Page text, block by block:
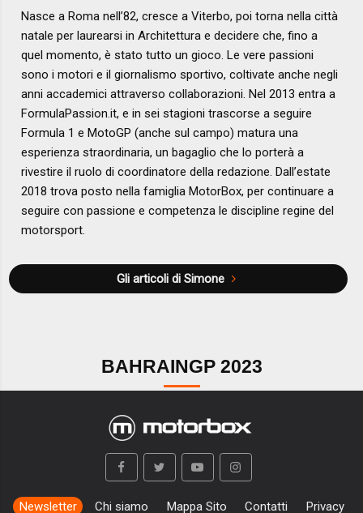
Nasce a Roma nell’82, cresce a Viterbo, poi torna nella città
natale per laurearsi in Architettura e decidere che, fino a
quel momento, è stato tutto un gioco. Le vere passioni
sono i motori e il giornalismo sportivo, coltivate anche negli
anni accademici attraverso collaborazioni. Nel 2013 entra a
FormulaPassion.it, e in sei stagioni trascorse a seguire
Formula 1 e MotoGP (anche sul campo) matura una
esperienza straordinaria, un bagaglio che lo porterà a
rivestire il ruolo di coordinatore della redazione. Dall’estate
2018 trova posto nella famiglia MotorBox, per continuare a
seguire con passione e competenza le discipline regine del
motorsport.
Gli articoli di Simone
BAHRAINGP 2023
Newsletter Chi siamo Mappa Sito Contatti Privacy